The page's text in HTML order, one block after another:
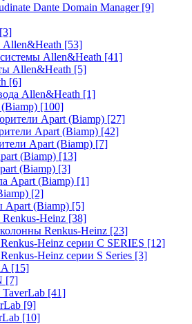
Dante Domain Manager [9]
[3]
Allen&Heath [53]
Allen&Heath [41]
Allen&Heath [5]
[6]
Allen&Heath [1]
(Biamp) [100]
Apart (Biamp) [27]
Apart (Biamp) [42]
Apart (Biamp) [7]
(Biamp) [13]
(Biamp) [3]
Apart (Biamp) [1]
[2]
Apart (Biamp) [5]
Renkus-Heinz [38]
Renkus-Heinz [23]
Heinz серии C SERIES [12]
Heinz серии S Series [3]
[15]
[7]
TaverLab [41]
[9]
[10]